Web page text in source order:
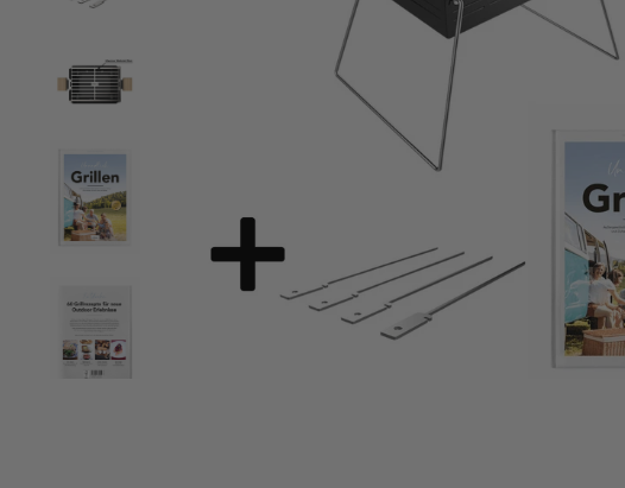
und leicht zu handhaben.
Michael Ludwig
nur weiterempfehlen.
Sabine Guder